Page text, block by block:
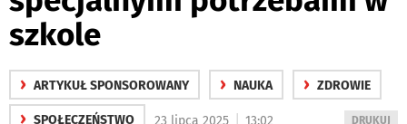
szkole
› ARTYKUŁ SPONSOROWANY › NAUKA › ZDROWIE
› SPOŁECZEŃSTWO
WYDRUKUJ
DRUKUJ
23 lipca 2025 13:02